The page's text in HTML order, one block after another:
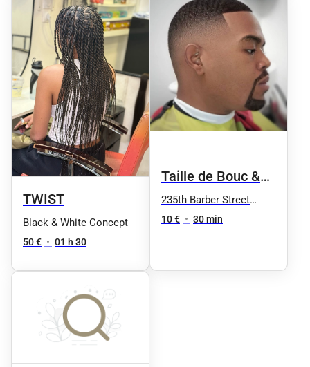
TWIST
Black & White Concept
50 € • 01 h 30
Taille de Bouc &
Moustache
235th Barber Street
Nation
10 € • 30 min